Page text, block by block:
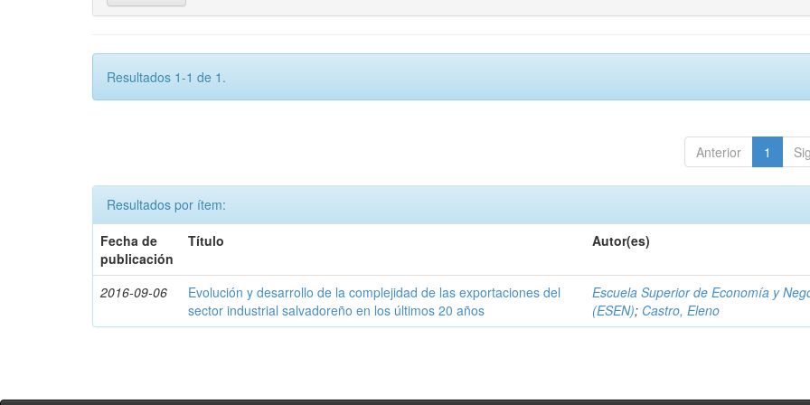
Resultados 1-1 de 1.
Anterior 1
Resultados por ítem:
Fecha de
publicación
Título Autor(es)
2016-09-06
Evolución y desarrollo de la complejidad de las exportaciones del
sector industrial salvadoreño en los últimos 20 años
Escuela Superior de Economía y
(ESEN); Castro, Eleno